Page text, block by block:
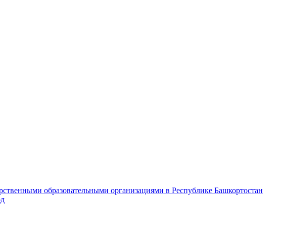
образовательными организациями в Республике Башкортостан